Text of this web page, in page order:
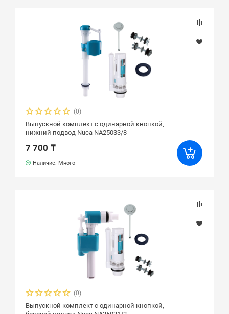
(0)
Выпускной комплект с одинарной кнопкой,
нижний подвод Nuca NA25033/8
7 700 ₸
Наличие: Много
(0)
Выпускной комплект с одинарной кнопкой,